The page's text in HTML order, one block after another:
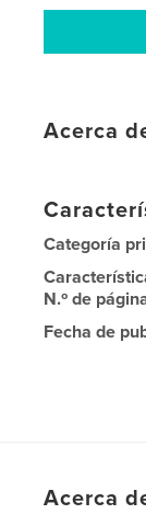
Acerca
Categoría
N.º de
Fecha de
Acerca